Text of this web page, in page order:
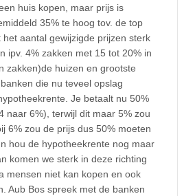
huis kopen, maar prijs is
35% te hoog tov. de top
het aantal gewijzigde prijzen sterk
ipv. 4% zakken met 15 tot 20% in
zakken)de huizen en grootste
die nu teveel opslag
Je betaalt nu 50%
naar 6%), terwijl dit maar 5% zou
6% zou de prijs dus 50% moeten
hou de hypotheekrente nog maar
komen we sterk in deze richting
mensen niet kan kopen en ook
Aub Bos spreek met de banken